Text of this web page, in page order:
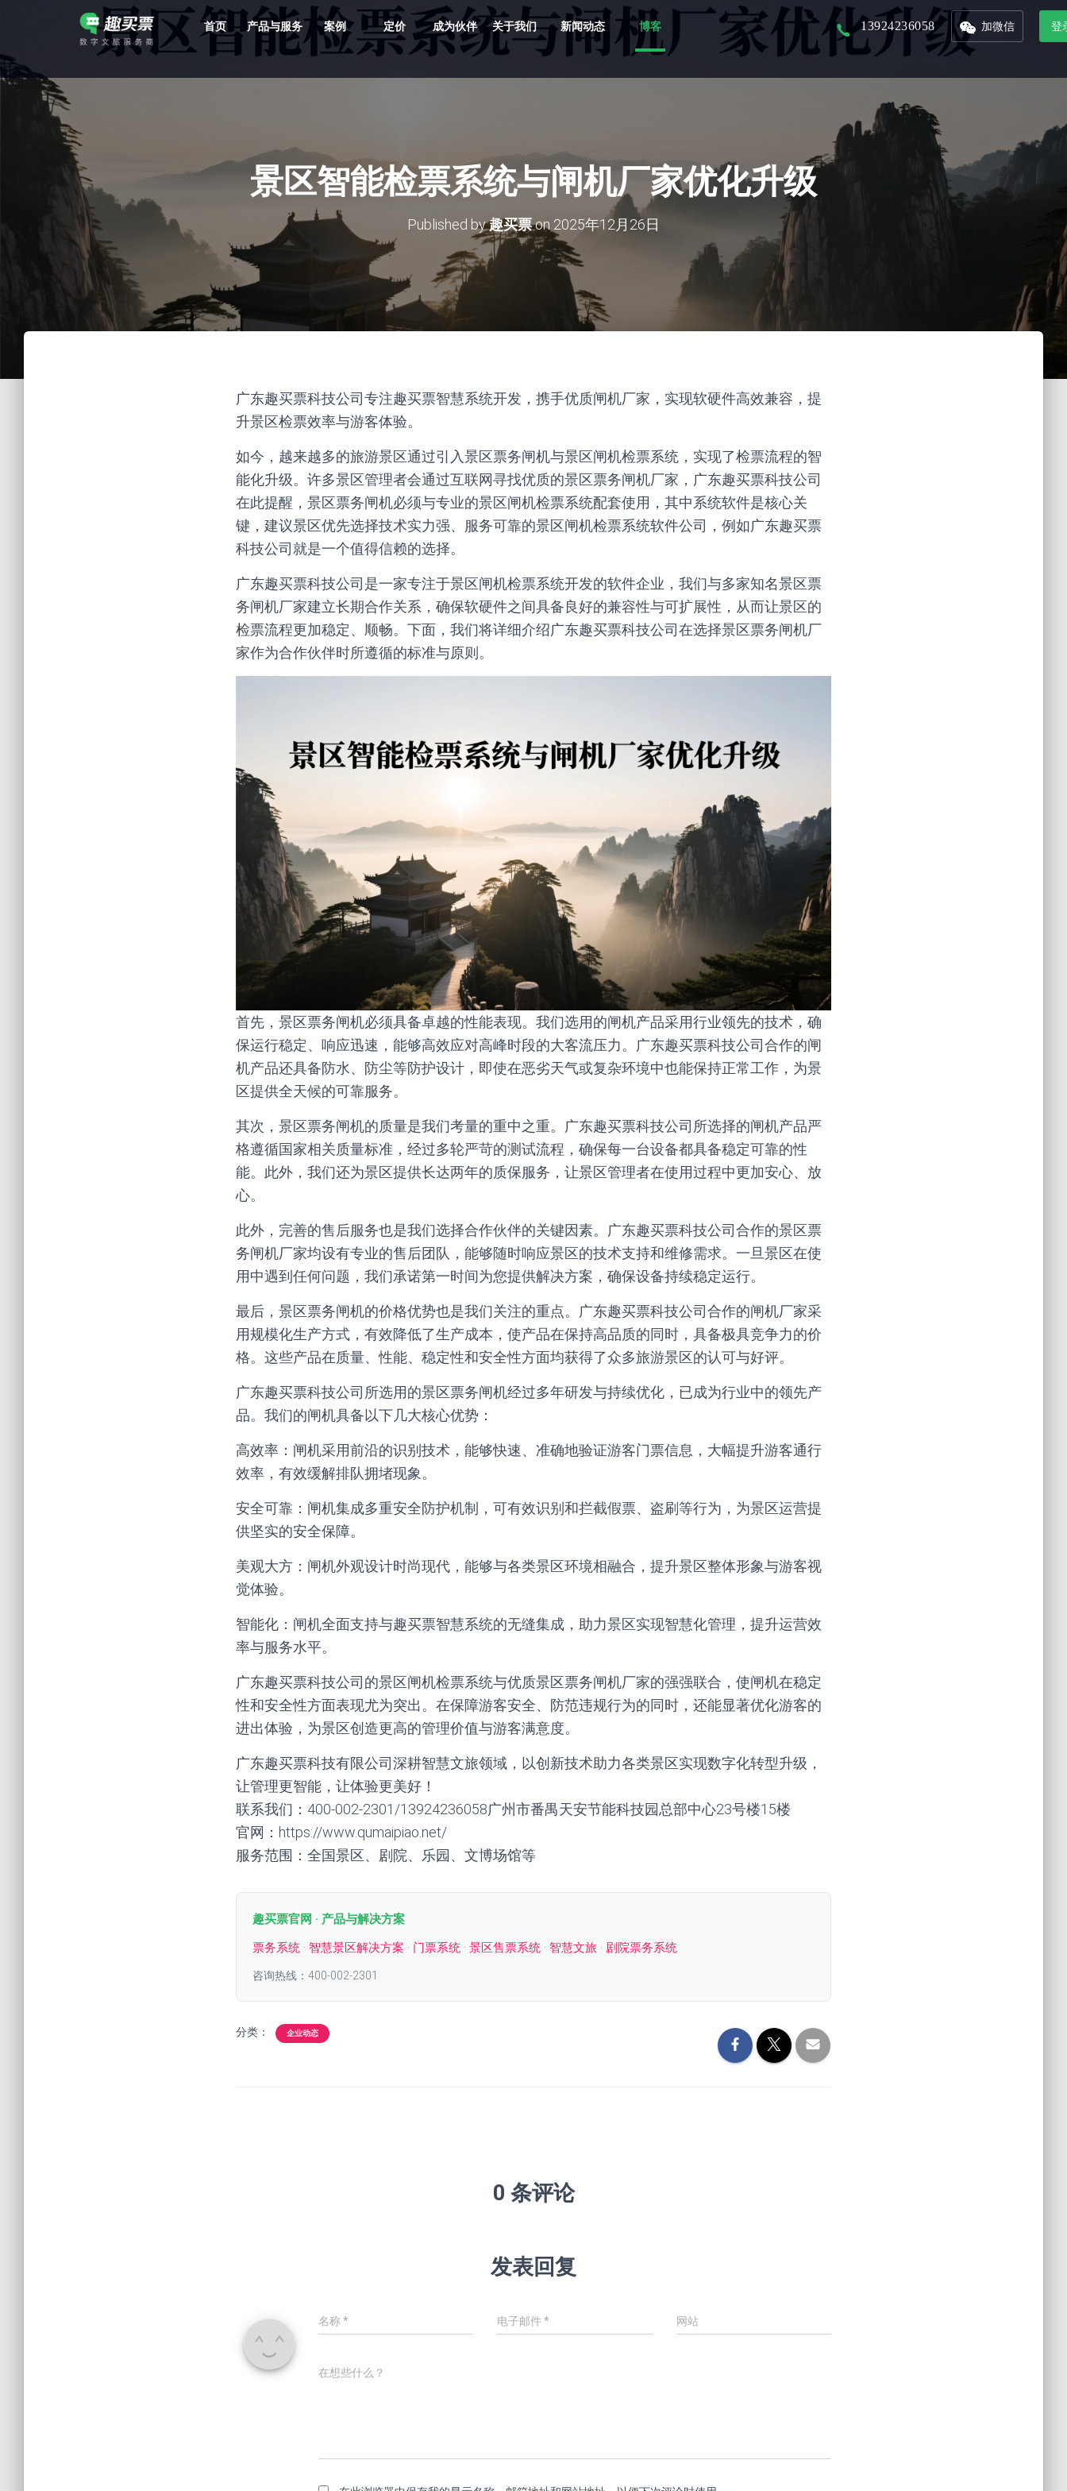
首页 产品与服务 案例 定价 成为伙伴 关于我们 新闻动态 博客 13924236058 加微信 登
景区智能检票系统与闸机厂家优化升级
Published by趣买票on 2025年12月26日
广东趣买票科技公司专注趣买票智慧系统开发，携手优质闸机厂家，实现软硬件高效兼容，提
升景区检票效率与游客体验。
如今，越来越多的旅游景区通过引入景区票务闸机与景区闸机检票系统，实现了检票流程的智
能化升级。许多景区管理者会通过互联网寻找优质的景区票务闸机厂家，广东趣买票科技公司
在此提醒，景区票务闸机必须与专业的景区闸机检票系统配套使用，其中系统软件是核心关
键，建议景区优先选择技术实力强、服务可靠的景区闸机检票系统软件公司，例如广东趣买票
科技公司就是一个值得信赖的选择。
广东趣买票科技公司是一家专注于景区闸机检票系统开发的软件企业，我们与多家知名景区票
务闸机厂家建立长期合作关系，确保软硬件之间具备良好的兼容性与可扩展性，从而让景区的
检票流程更加稳定、顺畅。下面，我们将详细介绍广东趣买票科技公司在选择景区票务闸机厂
家作为合作伙伴时所遵循的标准与原则。
首先，景区票务闸机必须具备卓越的性能表现。我们选用的闸机产品采用行业领先的技术，确
保运行稳定、响应迅速，能够高效应对高峰时段的大客流压力。广东趣买票科技公司合作的闸
机产品还具备防水、防尘等防护设计，即使在恶劣天气或复杂环境中也能保持正常工作，为景
区提供全天候的可靠服务。
其次，景区票务闸机的质量是我们考量的重中之重。广东趣买票科技公司所选择的闸机产品严
格遵循国家相关质量标准，经过多轮严苛的测试流程，确保每一台设备都具备稳定可靠的性
能。此外，我们还为景区提供长达两年的质保服务，让景区管理者在使用过程中更加安心、放
心。
此外，完善的售后服务也是我们选择合作伙伴的关键因素。广东趣买票科技公司合作的景区票
务闸机厂家均设有专业的售后团队，能够随时响应景区的技术支持和维修需求。一旦景区在使
用中遇到任何问题，我们承诺第一时间为您提供解决方案，确保设备持续稳定运行。
最后，景区票务闸机的价格优势也是我们关注的重点。广东趣买票科技公司合作的闸机厂家采
用规模化生产方式，有效降低了生产成本，使产品在保持高品质的同时，具备极具竞争力的价
格。这些产品在质量、性能、稳定性和安全性方面均获得了众多旅游景区的认可与好评。
广东趣买票科技公司所选用的景区票务闸机经过多年研发与持续优化，已成为行业中的领先产
品。我们的闸机具备以下几大核心优势：
高效率：闸机采用前沿的识别技术，能够快速、准确地验证游客门票信息，大幅提升游客通行
效率，有效缓解排队拥堵现象。
安全可靠：闸机集成多重安全防护机制，可有效识别和拦截假票、盗刷等行为，为景区运营提
供坚实的安全保障。
美观大方：闸机外观设计时尚现代，能够与各类景区环境相融合，提升景区整体形象与游客视
觉体验。
智能化：闸机全面支持与趣买票智慧系统的无缝集成，助力景区实现智慧化管理，提升运营效
率与服务水平。
广东趣买票科技公司的景区闸机检票系统与优质景区票务闸机厂家的强强联合，使闸机在稳定
性和安全性方面表现尤为突出。在保障游客安全、防范违规行为的同时，还能显著优化游客的
进出体验，为景区创造更高的管理价值与游客满意度。
广东趣买票科技有限公司深耕智慧文旅领域，以创新技术助力各类景区实现数字化转型升级，
让管理更智能，让体验更美好！
联系我们：400-002-2301/13924236058广州市番禺天安节能科技园总部中心23号楼15楼
官网：https://www.qumaipiao.net/
服务范围：全国景区、剧院、乐园、文博场馆等
趣买票官网 · 产品与解决方案
票务系统 · 智慧景区解决方案 · 门票系统 · 景区售票系统 · 智慧文旅 · 剧院票务系统
咨询热线：400-002-2301
分类： 企业动态
0 条评论
发表回复
名称* 电子邮件* 网站
在想些什么？